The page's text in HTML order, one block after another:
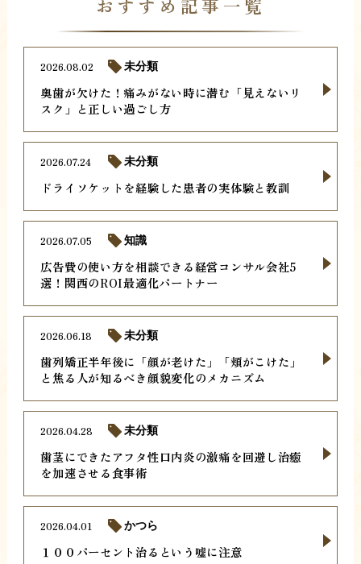
おすすめ記事一覧
奥歯が欠けた！痛みがない時に潜む「見えないリ
スク」と正しい過ごし方
2026.08.02 未分類
ドライソケットを経験した患者の実体験と教訓
2026.07.24 未分類
広告費の使い方を相談できる経営コンサル会社5
選！関西のROI最適化パートナー
2026.07.05 知識
歯列矯正半年後に「顔が老けた」「頬がこけた」
と焦る人が知るべき顔貌変化のメカニズム
2026.06.18 未分類
歯茎にできたアフタ性口内炎の激痛を回避し治癒
を加速させる食事術
2026.04.28 未分類
１００パーセント治るという嘘に注意
2026.04.01 かつら